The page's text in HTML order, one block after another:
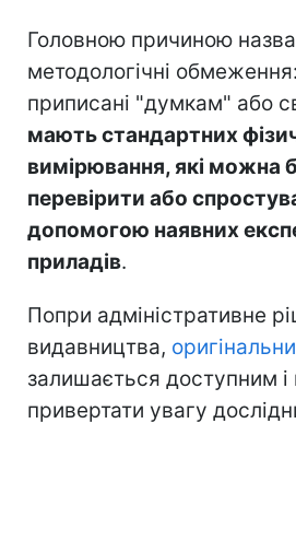
Головною причиною
методологічні
приписані "думкам" або
мають стандартних
вимірювання, які можна
перевірити або
допомогою наявних
приладів.
Попри адміністративне
видавництва,
залишається доступним
привертати увагу